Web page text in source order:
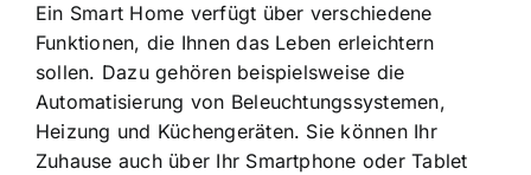
Ein Smart Home verfügt über verschiedene
Funktionen, die Ihnen das Leben erleichtern
sollen. Dazu gehören beispielsweise die
Automatisierung von Beleuchtungssystemen,
Heizung und Küchengeräten. Sie können Ihr
Zuhause auch über Ihr Smartphone oder Tablet